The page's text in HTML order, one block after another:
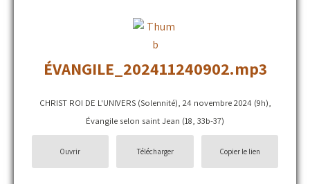
ÉVANGILE_202411240902.mp3
CHRIST ROI DE L'UNIVERS (Solennité), 24 novembre 2024 (9h),
Évangile selon saint Jean (18, 33b-37)
Ouvrir Télécharger Copier le lien